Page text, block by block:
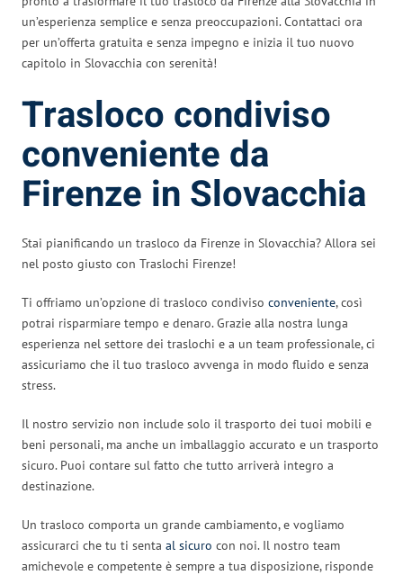
un’esperienza semplice e senza preoccupazioni. Contattaci ora
per un’offerta gratuita e senza impegno e inizia il tuo nuovo
capitolo in Slovacchia con serenità!
Trasloco condiviso
conveniente da
Firenze in Slovacchia
Stai pianificando un trasloco da Firenze in Slovacchia? Allora sei
nel posto giusto con Traslochi Firenze!
Ti offriamo un’opzione di trasloco condiviso conveniente, così
potrai risparmiare tempo e denaro. Grazie alla nostra lunga
esperienza nel settore dei traslochi e a un team professionale, ci
assicuriamo che il tuo trasloco avvenga in modo fluido e senza
stress.
Il nostro servizio non include solo il trasporto dei tuoi mobili e
beni personali, ma anche un imballaggio accurato e un trasporto
sicuro. Puoi contare sul fatto che tutto arriverà integro a
destinazione.
Un trasloco comporta un grande cambiamento, e vogliamo
assicurarci che tu ti senta al sicuro con noi. Il nostro team
amichevole e competente è sempre a tua disposizione, risponde